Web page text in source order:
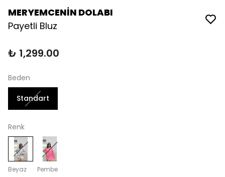
MERYEMCENİN DOLABI
Payetli Bluz
₺ 1,299.00
Beden
Standart
Renk
Beyaz Pembe